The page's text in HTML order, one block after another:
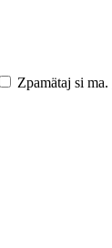
Zpamätaj si ma.